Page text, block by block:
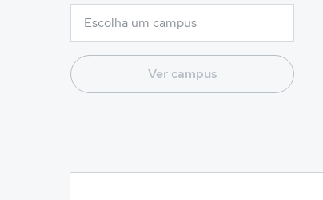
Ver campus